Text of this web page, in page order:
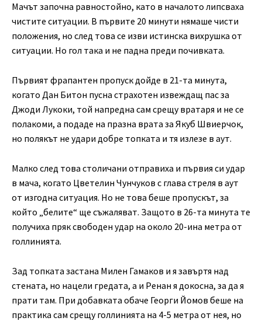
Мачът започна равностойно, като в началото липсваха
чистите ситуации. В първите 20 минути нямаше чисти
положения, но след това се изви истинска вихрушка от
ситуации. Но гол така и не падна преди почивката.
Първият фрапантен пропуск дойде в 21-та минута,
когато Дан Битон пусна страхотен извеждащ пас за
Джоди Лукоки, той напредна сам срещу вратаря и не се
полакоми, а подаде на празна врата за Якуб Швиерчок,
но полякът не удари добре топката и тя излезе в аут.
Малко след това столичани отправиха и първия си удар
в мача, когато Цветелин Чунчуков с глава стреля в аут
от изгодна ситуация. Но не това беше пропускът, за
който „белите“ ще съжаляват. Защото в 26-та минута те
получиха пряк свободен удар на около 20-ина метра от
голлинията.
Зад топката застана Милен Гамаков и я завъртя над
стената, но нацели гредата, а и Ренан я докосна, за да я
прати там. При добавката обаче Георги Йомов беше на
практика сам срещу голлинията на 4-5 метра от нея, но